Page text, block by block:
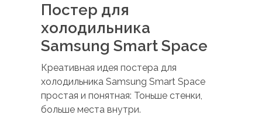
Постер для
холодильника
Samsung Smart Space
Креативная идея постера для
холодильника Samsung Smart Space
простая и понятная: Тоньше стенки,
больше места внутри.